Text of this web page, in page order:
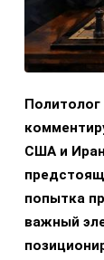
США и
попытка
важный